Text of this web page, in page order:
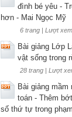
đình bé yêu -
hơn - Mai Ngọc Mỹ
6 trang | Lượt
Bài giảng Lớp
vật sống trong
28 trang | Lượt
Bài giảng
toán - Thêm
số thứ tự trong